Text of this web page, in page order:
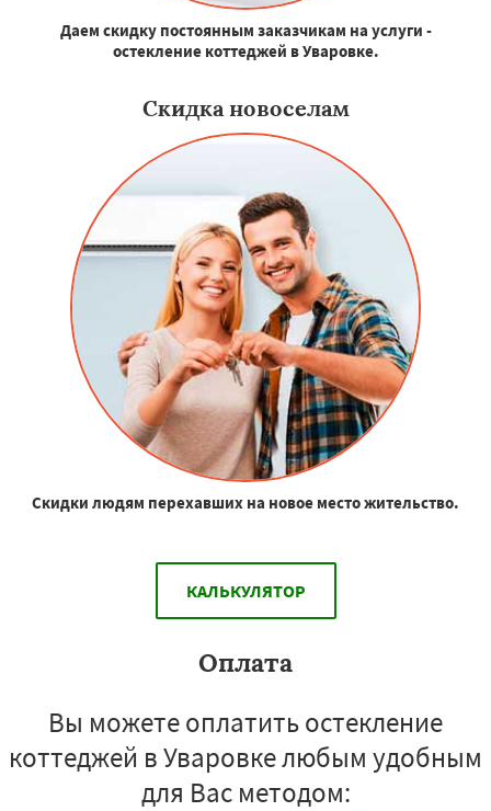
Даем скидку постоянным заказчикам на услуги -
остекление коттеджей в Уваровке.
Скидка новоселам
Скидки людям перехавших на новое место жительство.
КАЛЬКУЛЯТОР
Оплата
Вы можете оплатить остекление
коттеджей в Уваровке любым удобным
для Вас методом: